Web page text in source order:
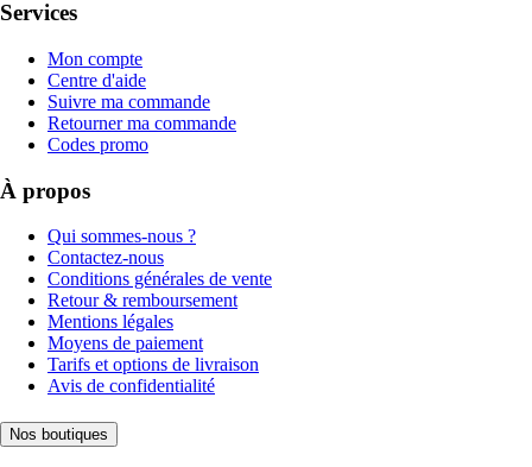
Services
Mon compte
Centre d'aide
Suivre ma commande
Retourner ma commande
Codes promo
À propos
Qui sommes-nous ?
Contactez-nous
Conditions générales de vente
Retour & remboursement
Mentions légales
Moyens de paiement
Tarifs et options de livraison
Avis de confidentialité
Nos boutiques